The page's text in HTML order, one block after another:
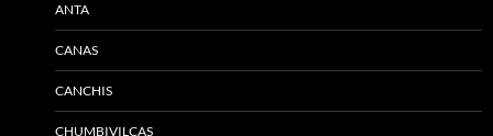
ANTA
CANAS
CANCHIS
CHUMBIVILCAS